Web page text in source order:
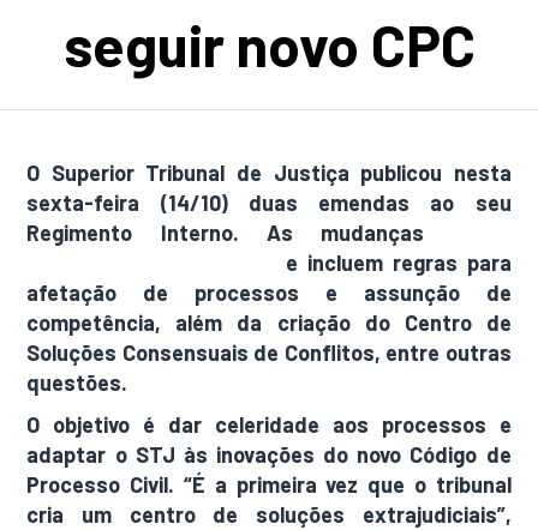
seguir novo CPC
O Superior Tribunal de Justiça publicou nesta
sexta-feira (14/10) duas emendas ao seu
Regimento Interno. As mudanças
e incluem regras para
afetação de processos e assunção de
competência, além da criação do Centro de
Soluções Consensuais de Conflitos, entre outras
questões.
O objetivo é dar celeridade aos processos e
adaptar o STJ às inovações do novo Código de
Processo Civil. “É a primeira vez que o tribunal
cria um centro de soluções extrajudiciais”,